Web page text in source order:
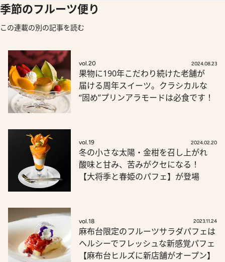
季節のフルーツ便り
この連載の別の記事を読む
vol.20 2024.08.23
果物に190年こだわり続けた老舗が
届ける周年スイーツ。クラシカルな
“固め”プリンアラモードは必食です！
vol.19 2024.02.20
冬の小さな太陽・金柑を召し上がれ
酸味と甘み、苦みがクセになる！
【大将季と春姫のパフェ】が登場
vol.18 2023.11.24
麻布台限定のフルーツサラダパフェは
ヘルシーでフレッシュな新感覚パフェ
【麻布台ヒルズに新店舗がオープン】